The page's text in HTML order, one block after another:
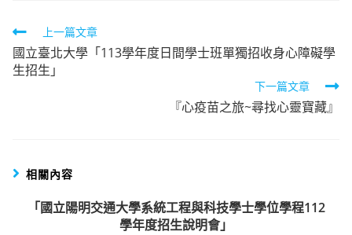
Read
more
articles
上一篇文章
國立臺北大學「113學年度日間學士班單獨招收身心障礙學
生招生」
下一篇文章
『心疫苗之旅~尋找心靈寶藏』
相關內容
「國立陽明交通大學系統工程與科技學士學位學程112
學年度招生說明會」